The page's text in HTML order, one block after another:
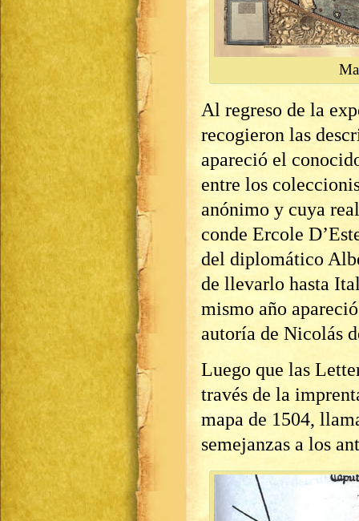
Al regreso de la
recogieron las
apareció el
entre los
anónimo y cuya
conde Ercole
del diplomático
de llevarlo hasta
mismo año
autoría de Nicolás
Luego que las
través de la
mapa de 1504,
semejanzas a los